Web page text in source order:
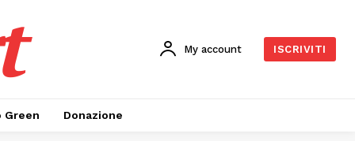
My account ISCRIVITI
Green Donazione